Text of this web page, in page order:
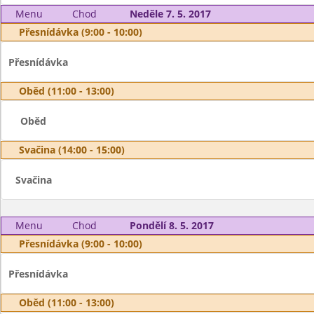
Menu Chod
Neděle 7. 5. 2017
Přesnídávka (9:00 - 10:00)
Přesnídávka
Oběd (11:00 - 13:00)
Oběd
Svačina (14:00 - 15:00)
Svačina
Menu Chod
Pondělí 8. 5. 2017
Přesnídávka (9:00 - 10:00)
Přesnídávka
Oběd (11:00 - 13:00)